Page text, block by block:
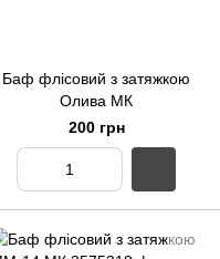
Баф флісовий з затяжкою
Олива МК
200 грн